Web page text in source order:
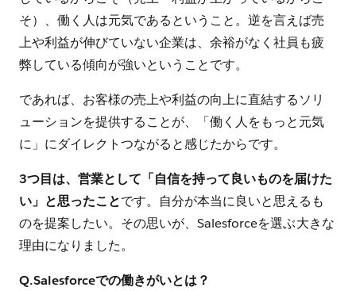
そ）、働く人は元気であるということ。逆を言えば売
上や利益が伸びていない企業は、余裕がなく社員も疲
弊している傾向が強いということです。
であれば、お客様の売上や利益の向上に直結するソリ
ューションを提供することが、「働く人をもっと元気
に」にダイレクトつながると感じたからです。
3つ目は、営業として「自信を持って良いものを届けた
い」と思ったことです。自分が本当に良いと思えるも
のを提案したい。その思いが、Salesforceを選ぶ大きな
理由になりました。
Q.Salesforceでの働きがいとは？